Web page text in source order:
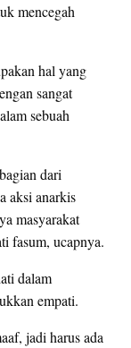
mencegah
hal yang
sangat
sebuah
dari
aksi anarkis
masyarakat
fasum, ucapnya.
dalam
empati.
jadi harus ada